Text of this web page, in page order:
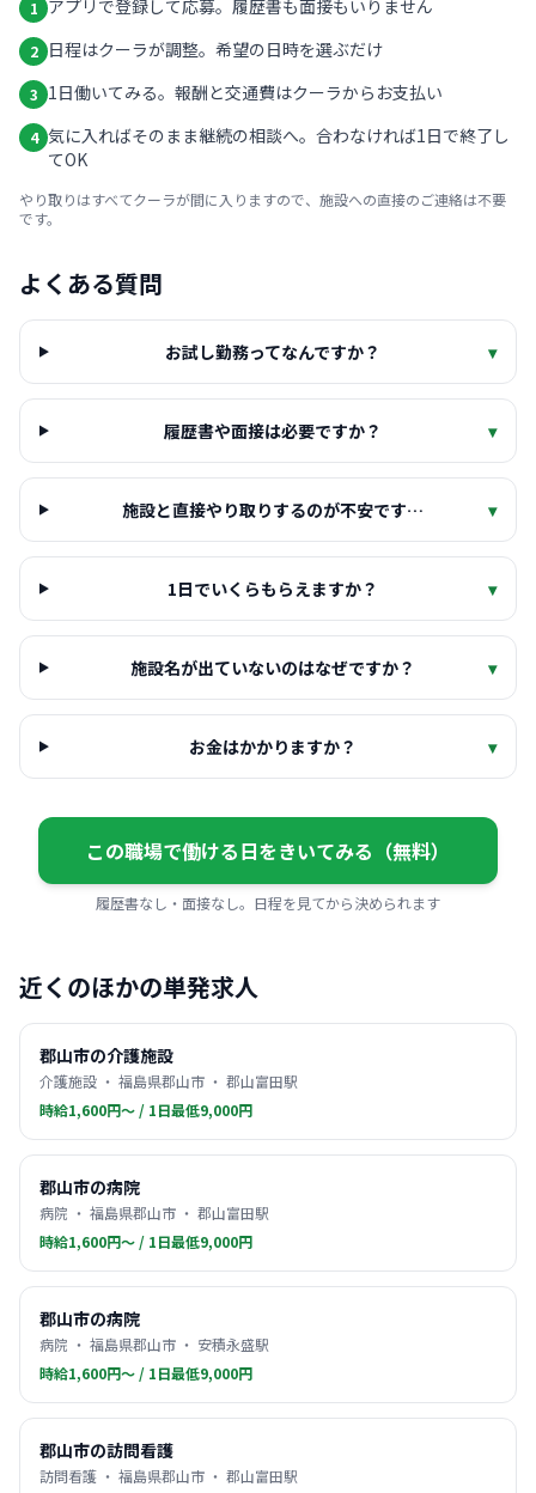
1 アプリで登録して応募。履歴書も面接もいりません
2 日程はクーラが調整。希望の日時を選ぶだけ
3 1日働いてみる。報酬と交通費はクーラからお支払い
4 気に入ればそのまま継続の相談へ。合わなければ1日で終了し
てOK
やり取りはすべてクーラが間に入りますので、施設への直接のご連絡は不要
です。
よくある質問
お試し勤務ってなんですか？ ▾
履歴書や面接は必要ですか？ ▾
施設と直接やり取りするのが不安です… ▾
1日でいくらもらえますか？ ▾
施設名が出ていないのはなぜですか？ ▾
お金はかかりますか？ ▾
この職場で働ける日をきいてみる（無料）
履歴書なし・面接なし。日程を見てから決められます
近くのほかの単発求人
郡山市の介護施設
介護施設 ・ 福島県郡山市 ・ 郡山富田駅
時給1,600円〜 / 1日最低9,000円
郡山市の病院
病院 ・ 福島県郡山市 ・ 郡山富田駅
時給1,600円〜 / 1日最低9,000円
郡山市の病院
病院 ・ 福島県郡山市 ・ 安積永盛駅
時給1,600円〜 / 1日最低9,000円
郡山市の訪問看護
訪問看護 ・ 福島県郡山市 ・ 郡山富田駅